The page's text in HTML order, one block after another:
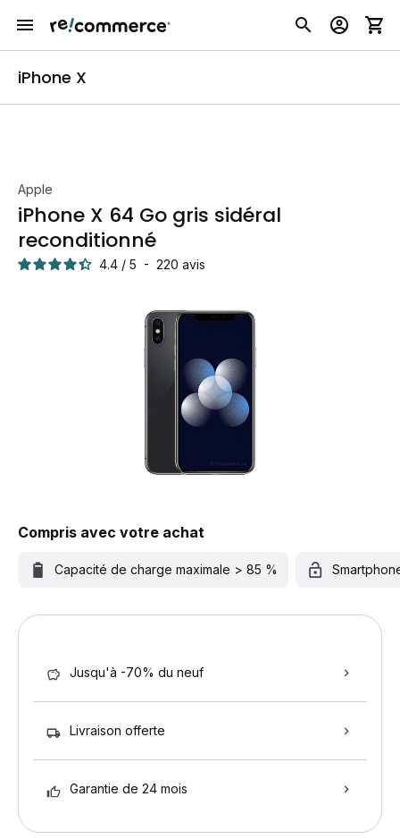
iPhone X
Apple
iPhone X 64 Go gris sidéral
reconditionné
4.4 / 5 - 220 avis
Compris avec votre achat
Capacité de charge maximale > 85 %
Jusqu'à -70% du neuf
Livraison offerte
Garantie de 24 mois